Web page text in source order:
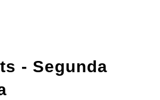
- Segunda